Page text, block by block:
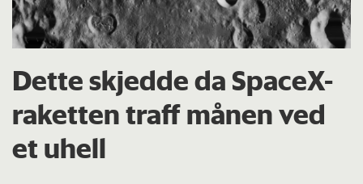
Dette skjedde da SpaceX-
raketten traff månen ved
et uhell